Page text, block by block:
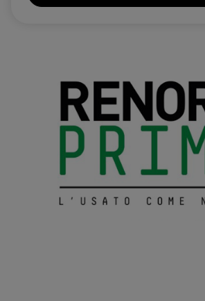
Ganci nel vano di carico
Illuminazione d'ambiente: faretto
bagagliaio, luci di cortesia anteriori
In Control Touch Pro - Sistema di
InControl Pro Services per il periodo di
InControl Remote